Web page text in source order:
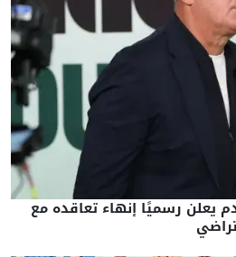
يعلن رسميًا إنهاء تعاقده مع